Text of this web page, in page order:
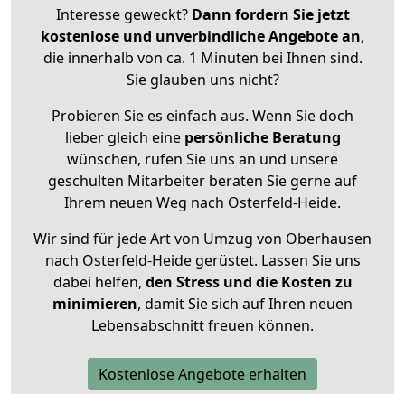
Interesse geweckt? Dann fordern Sie jetzt
kostenlose und unverbindliche Angebote an,
die innerhalb von ca. 1 Minuten bei Ihnen sind.
Sie glauben uns nicht?
Probieren Sie es einfach aus. Wenn Sie doch
lieber gleich eine persönliche Beratung
wünschen, rufen Sie uns an und unsere
geschulten Mitarbeiter beraten Sie gerne auf
Ihrem neuen Weg nach Osterfeld-Heide.
Wir sind für jede Art von Umzug von Oberhausen
nach Osterfeld-Heide gerüstet. Lassen Sie uns
dabei helfen, den Stress und die Kosten zu
minimieren, damit Sie sich auf Ihren neuen
Lebensabschnitt freuen können.
Kostenlose Angebote erhalten